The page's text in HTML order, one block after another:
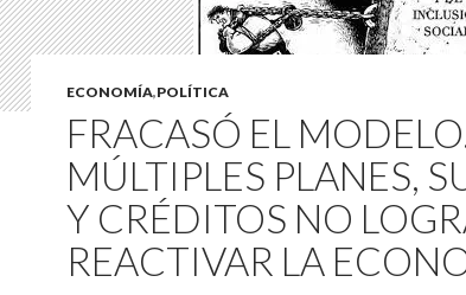
ECONOMÍA,POLÍTICA
FRACASÓ EL
MÚLTIPLES PLANES,
Y CRÉDITOS NO
REACTIVAR LA